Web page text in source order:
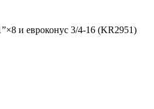
и евроконус 3/4-16 (KR2951)